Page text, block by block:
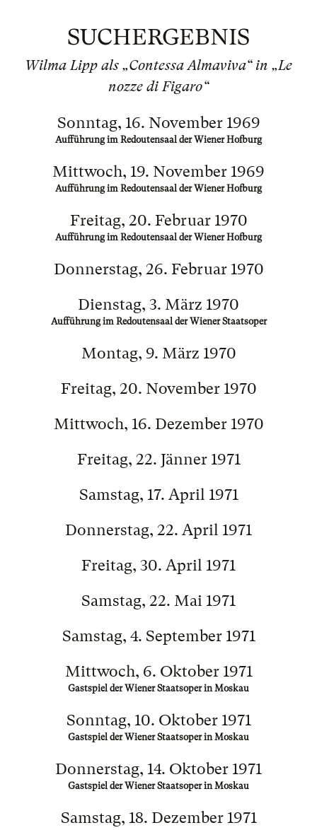
SUCHERGEBNIS
Wilma Lipp als „Contessa Almaviva“ in „Le
nozze di Figaro“
Sonntag, 16. November 1969
Aufführung im Redoutensaal der Wiener Hofburg
Mittwoch, 19. November 1969
Aufführung im Redoutensaal der Wiener Hofburg
Freitag, 20. Februar 1970
Aufführung im Redoutensaal der Wiener Hofburg
Donnerstag, 26. Februar 1970
Dienstag, 3. März 1970
Aufführung im Redoutensaal der Wiener Staatsoper
Montag, 9. März 1970
Freitag, 20. November 1970
Mittwoch, 16. Dezember 1970
Freitag, 22. Jänner 1971
Samstag, 17. April 1971
Donnerstag, 22. April 1971
Freitag, 30. April 1971
Samstag, 22. Mai 1971
Samstag, 4. September 1971
Mittwoch, 6. Oktober 1971
Gastspiel der Wiener Staatsoper in Moskau
Sonntag, 10. Oktober 1971
Gastspiel der Wiener Staatsoper in Moskau
Donnerstag, 14. Oktober 1971
Gastspiel der Wiener Staatsoper in Moskau
Samstag, 18. Dezember 1971